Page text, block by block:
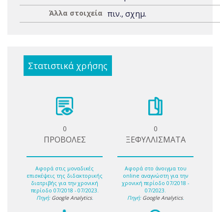
Άλλα στοιχεία πιν., σχημ.
Στατιστικά χρήσης
0
ΠΡΟΒΟΛΕΣ
Αφορά στις μοναδικές
επισκέψεις της διδακτορικής
διατριβής για την χρονική
περίοδο 07/2018 - 07/2023.
Πηγή: Google Analytics.
0
ΞΕΦΥΛΛΙΣΜΑΤΑ
Αφορά στο άνοιγμα του
online αναγνώστη για την
χρονική περίοδο 07/2018 -
07/2023.
Πηγή: Google Analytics.